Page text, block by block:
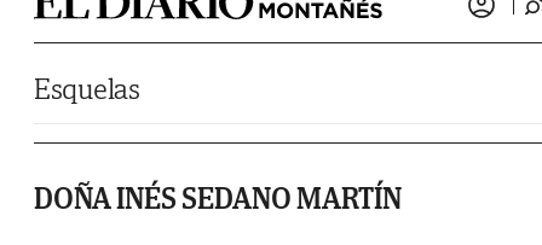
Esquelas
DOÑA INÉS SEDANO MARTÍN